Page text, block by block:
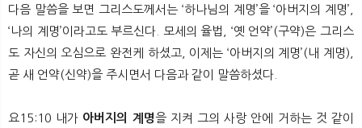
다음 말씀을 보면 그리스도께서는 ‘하나님의 계명’을 ‘아버지의 계명’,
‘나의 계명’이라고도 부르신다. 모세의 율법, ‘옛 언약’(구약)은 그리스
도 자신의 오심으로 완전케 하셨고, 이제는 ‘아버지의 계명’(내 계명),
곧 새 언약(신약)을 주시면서 다음과 같이 말씀하셨다.
요15:10 내가 아버지의 계명을 지켜 그의 사랑 안에 거하는 것 같이